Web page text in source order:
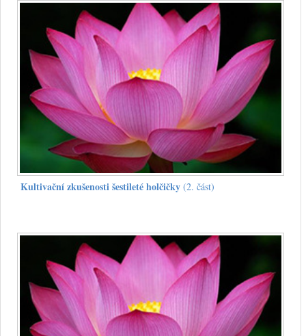
Kultivační zkušenosti šestileté holčičky(2. část)